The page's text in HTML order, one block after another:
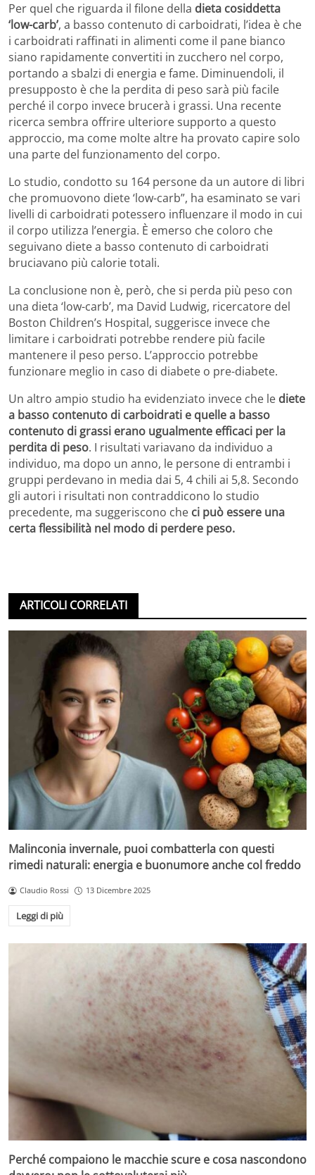
Per quel che riguarda il filone della dieta cosiddetta
‘low-carb’, a basso contenuto di carboidrati, l’idea è che
i carboidrati raffinati in alimenti come il pane bianco
siano rapidamente convertiti in zucchero nel corpo,
portando a sbalzi di energia e fame. Diminuendoli, il
presupposto è che la perdita di peso sarà più facile
perché il corpo invece brucerà i grassi. Una recente
ricerca sembra offrire ulteriore supporto a questo
approccio, ma come molte altre ha provato capire solo
una parte del funzionamento del corpo.
Lo studio, condotto su 164 persone da un autore di libri
che promuovono diete ‘low-carb”, ha esaminato se vari
livelli di carboidrati potessero influenzare il modo in cui
il corpo utilizza l’energia. È emerso che coloro che
seguivano diete a basso contenuto di carboidrati
bruciavano più calorie totali.
La conclusione non è, però, che si perda più peso con
una dieta ‘low-carb’, ma David Ludwig, ricercatore del
Boston Children’s Hospital, suggerisce invece che
limitare i carboidrati potrebbe rendere più facile
mantenere il peso perso. L’approccio potrebbe
funzionare meglio in caso di diabete o pre-diabete.
Un altro ampio studio ha evidenziato invece che le diete
a basso contenuto di carboidrati e quelle a basso
contenuto di grassi erano ugualmente efficaci per la
perdita di peso. I risultati variavano da individuo a
individuo, ma dopo un anno, le persone di entrambi i
gruppi perdevano in media dai 5, 4 chili ai 5,8. Secondo
gli autori i risultati non contraddicono lo studio
precedente, ma suggeriscono che ci può essere una
certa flessibilità nel modo di perdere peso.
ARTICOLI CORRELATI
Malinconia invernale, puoi combatterla con questi
rimedi naturali: energia e buonumore anche col freddo
Claudio Rossi 13 Dicembre 2025
Leggi di più
Perché compaiono le macchie scure e cosa nascondono